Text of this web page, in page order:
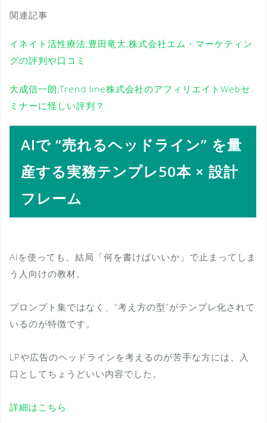
関連記事
イネイト活性療法,豊田竜大,株式会社エム・マーケティン
グの評判や口コミ
大成信一朗,Trend line株式会社のアフィリエイトWebセ
ミナーに怪しい評判？
AIで “売れるヘッドライン” を量
産する実務テンプレ50本 × 設計
フレーム
AIを使っても、結局「何を書けばいいか」で止まってしま
う人向けの教材。
プロンプト集ではなく、“考え方の型”がテンプレ化されて
いるのが特徴です。
LPや広告のヘッドラインを考えるのが苦手な方には、入
口としてちょうどいい内容でした。
詳細はこちら